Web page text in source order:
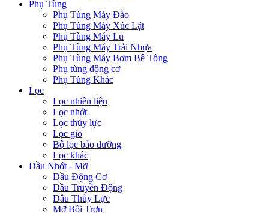
Phụ Tùng
Phụ Tùng Máy Đào
Phụ Tùng Máy Xúc Lật
Phụ Tùng Máy Lu
Phụ Tùng Máy Trải Nhựa
Phụ Tùng Máy Bơm Bê Tông
Phụ tùng động cơ
Phụ Tùng Khác
Lọc
Lọc nhiên liệu
Lọc nhớt
Lọc thủy lực
Lọc gió
Bộ lọc bảo dưỡng
Lọc khác
Dầu Nhớt - Mỡ
Dầu Động Cơ
Dầu Truyền Động
Dầu Thủy Lực
Mỡ Bôi Trơn